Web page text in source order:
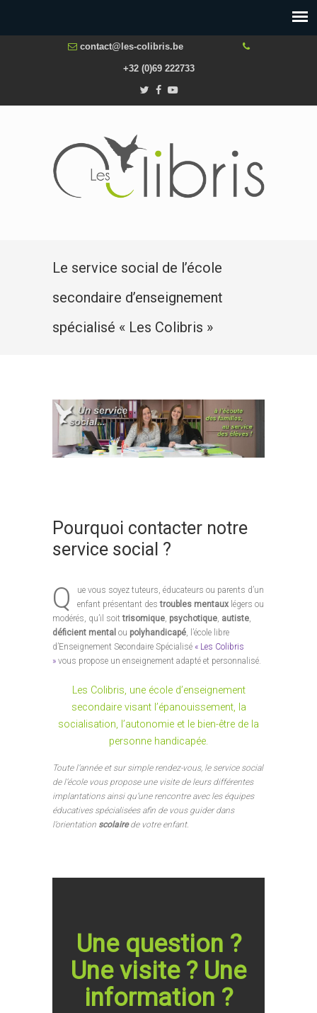
contact@les-colibris.be
+32 (0)69 222733
Le service social de l’école
secondaire d’enseignement
spécialisé « Les Colibris »
Pourquoi contacter notre
service social ?
Q
ue vous soyez tuteurs, éducateurs ou parents d’un
enfant présentant destroubles mentaux légers ou
modérés, qu’il soittrisomique psychotique autiste
déficient mental ou polyhandicapé , l’école libre
d’Enseignement Secondaire Spécialisé « Les Colibris
» vous propose un enseignement adapté et personnalisé.
Les Colibris, une école d’enseignement
secondaire visant l’épanouissement, la
socialisation, l’autonomie et le bien-être de la
personne handicapée.
Toute l’année et sur simple rendez-vous, le service social
de l’école vous propose une visite de leurs différentes
implantations ainsi qu’une rencontre avec les équipes
éducatives spécialisées afin de vous guider dans
l’orientation scolairede votre enfant.
Une question ?
Une visite ? Une
information ?